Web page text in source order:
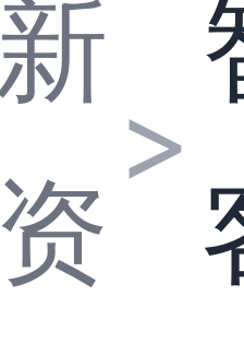
新
资
>